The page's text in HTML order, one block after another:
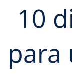
10
para